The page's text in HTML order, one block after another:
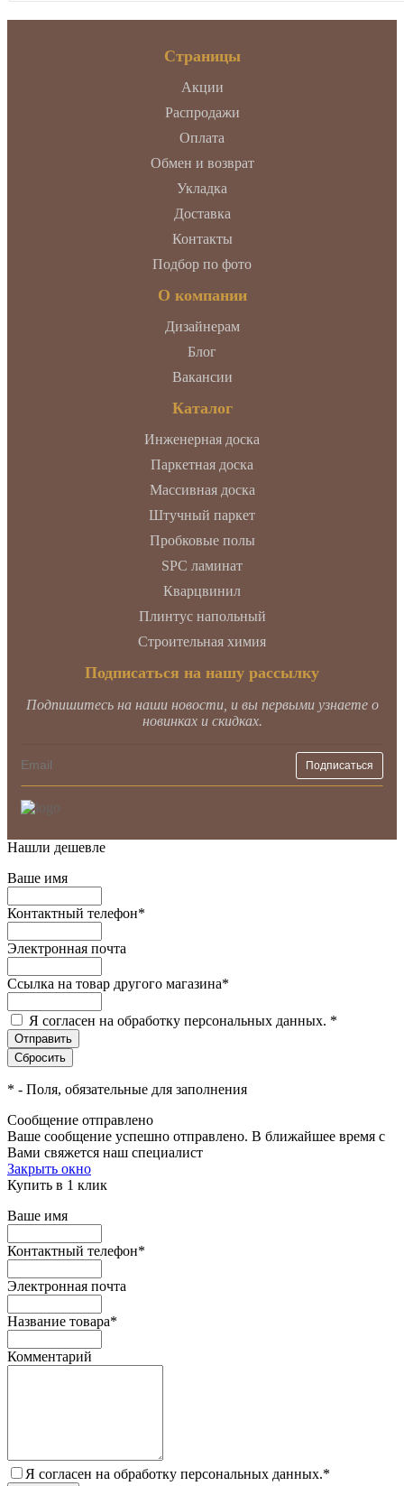
Страницы
Акции
Распродажи
Оплата
Обмен и возврат
Укладка
Доставка
Контакты
Подбор по фото
О компании
Дизайнерам
Блог
Вакансии
Каталог
Инженерная доска
Паркетная доска
Массивная доска
Штучный паркет
Пробковые полы
SPC ламинат
Кварцвинил
Плинтус напольный
Строительная химия
Подписаться на нашу рассылку
Подпишитесь на наши новости, и вы первыми узнаете о
новинках и скидках.
Нашли дешевле
Ваше имя
Контактный телефон*
Электронная почта
Ссылка на товар другого магазина*
Я согласен на обработку персональных данных. *
* - Поля, обязательные для заполнения
Сообщение отправлено
Ваше сообщение успешно отправлено. В ближайшее время с
Вами свяжется наш специалист
Закрыть окно
Купить в 1 клик
Ваше имя
Контактный телефон*
Электронная почта
Название товара*
Комментарий
Я согласен на обработку персональных данных.*